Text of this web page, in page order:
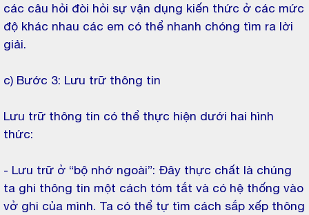
các câu hỏi đòi hỏi sự vận dụng kiến thức ở các mức
độ khác nhau các em có thể nhanh chóng tìm ra lời
giải.
c) Bước 3: Lưu trữ thông tin
Lưu trữ thông tin có thể thực hiện dưới hai hình
thức:
- Lưu trữ ở “bộ nhớ ngoài”: Đây thực chất là chúng
ta ghi thông tin một cách tóm tắt và có hệ thống vào
vở ghi của mình. Ta có thể tự tìm cách sắp xếp thông